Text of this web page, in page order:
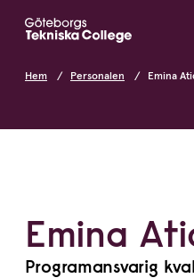
Hem Personalen Emina
Emina
Programansvarig